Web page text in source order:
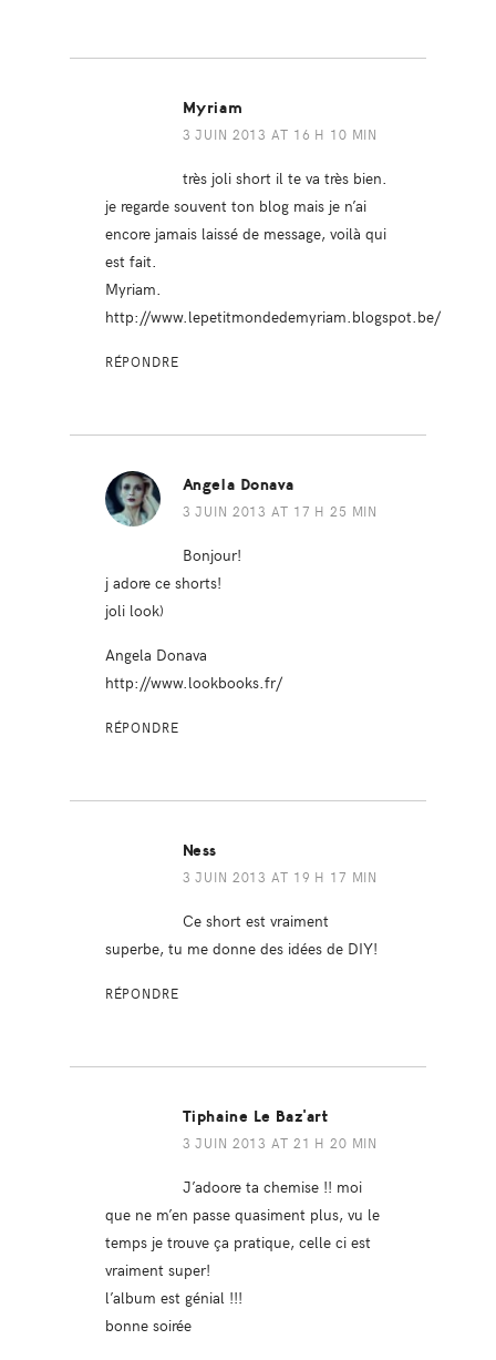
Myriam
3 JUIN 2013 AT 16 H 10 MIN
très joli short il te va très bien.
je regarde souvent ton blog mais je n’ai
encore jamais laissé de message, voilà qui
est fait.
Myriam.
http://www.lepetitmondedemyriam.blogspot.be/
RÉPONDRE
Angela Donava
3 JUIN 2013 AT 17 H 25 MIN
Bonjour!
j adore ce shorts!
joli look)
Angela Donava
http://www.lookbooks.fr/
RÉPONDRE
Ness
3 JUIN 2013 AT 19 H 17 MIN
Ce short est vraiment
superbe, tu me donne des idées de DIY!
RÉPONDRE
Tiphaine Le Baz'art
3 JUIN 2013 AT 21 H 20 MIN
J’adoore ta chemise !! moi
que ne m’en passe quasiment plus, vu le
temps je trouve ça pratique, celle ci est
vraiment super!
l’album est génial !!!
bonne soirée